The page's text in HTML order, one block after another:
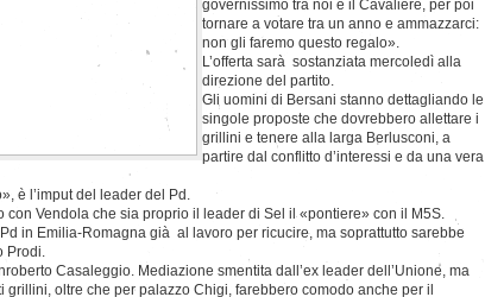
governissimo tra noi e il Cavaliere, per poi
tornare a votare tra un anno e ammazzarci:
non gli faremo questo regalo».
L’offerta sarà sostanziata mercoledì alla
direzione del partito.
Gli uomini di Bersani stanno dettagliando le
singole proposte che dovrebbero allettare i
grillini e tenere alla larga Berlusconi, a
partire dal conflitto d’interessi e da una vera
è l’imput del leader del Pd.
con Vendola che sia proprio il leader di Sel il «pontiere» con il M5S.
in Emilia-Romagna già al lavoro per ricucire, ma soprattutto sarebbe
Prodi.
Casaleggio. Mediazione smentita dall’ex leader dell’Unione, ma
grillini, oltre che per palazzo Chigi, farebbero comodo anche per il